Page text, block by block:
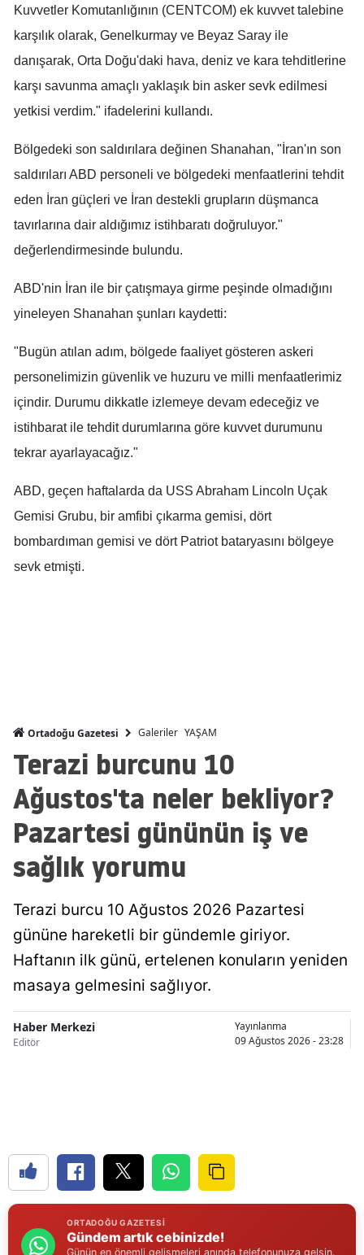
Giresun
Hakkari
Hatay
Isparta
Mersin
İstanbul
İzmir
Kars
Kastamonu
Kayseri
Kırklareli
Konya
Kütahya
Malatya
Nevşehir
Niğde
Samsun
Siirt
Sinop
Tunceli
Şanlıurfa
Van
Kuvvetler Komutanlığının (CENTCOM) ek kuvvet talebine
karşılık olarak, Genelkurmay ve Beyaz Saray ile
danışarak, Orta Doğu'daki hava, deniz ve kara tehditlerine
karşı savunma amaçlı yaklaşık bin asker sevk edilmesi
yetkisi verdim." ifadelerini kullandı.
Bölgedeki son saldırılara değinen Shanahan, "İran'ın son
saldırıları ABD personeli ve bölgedeki menfaatlerini tehdit
eden İran güçleri ve İran destekli grupların düşmanca
tavırlarına dair aldığımız istihbaratı doğruluyor."
değerlendirmesinde bulundu.
ABD'nin İran ile bir çatışmaya girme peşinde olmadığını
yineleyen Shanahan şunları kaydetti:
"Bugün atılan adım, bölgede faaliyet gösteren askeri
personelimizin güvenlik ve huzuru ve milli menfaatlerimiz
içindir. Durumu dikkatle izlemeye devam edeceğiz ve
istihbarat ile tehdit durumlarına göre kuvvet durumunu
tekrar ayarlayacağız."
ABD, geçen haftalarda da USS Abraham Lincoln Uçak
Gemisi Grubu, bir amfibi çıkarma gemisi, dört
bombardıman gemisi ve dört Patriot bataryasını bölgeye
sevk etmişti.
Ortadoğu Gazetesi Galeriler YAŞAM
Terazi burcunu 10
Ağustos'ta neler bekliyor?
Pazartesi gününün iş ve
sağlık yorumu
Terazi burcu 10 Ağustos 2026 Pazartesi
gününe hareketli bir gündemle giriyor.
Haftanın ilk günü, ertelenen konuların yeniden
masaya gelmesini sağlıyor.
Haber Merkezi
Editör
Yayınlanma
09 Ağustos 2026 - 23:28
ORTADOĞU GAZETESI
Gündem artık cebinizde!
Günün en önemli gelişmeleri anında telefonunuza gelsin.